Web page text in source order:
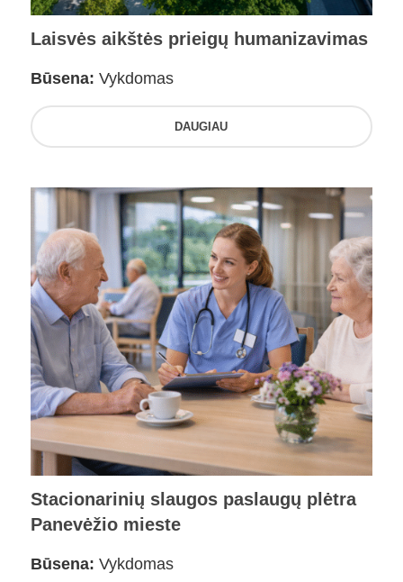
Laisvės aikštės prieigų humanizavimas
Būsena: Vykdomas
DAUGIAU
Stacionarinių slaugos paslaugų plėtra
Panevėžio mieste
Būsena: Vykdomas